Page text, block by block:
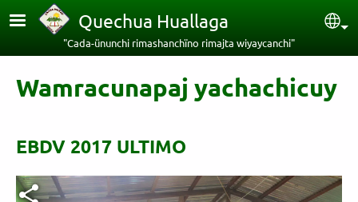
Pasar al contenido principal
Quechua Huallaga
"Cada-ünunchi rimashanchïno rimajta wiyaycanchi"
Wamracunapaj yachachicuy
Archivo de vídeo
EBDV 2017 ULTIMO